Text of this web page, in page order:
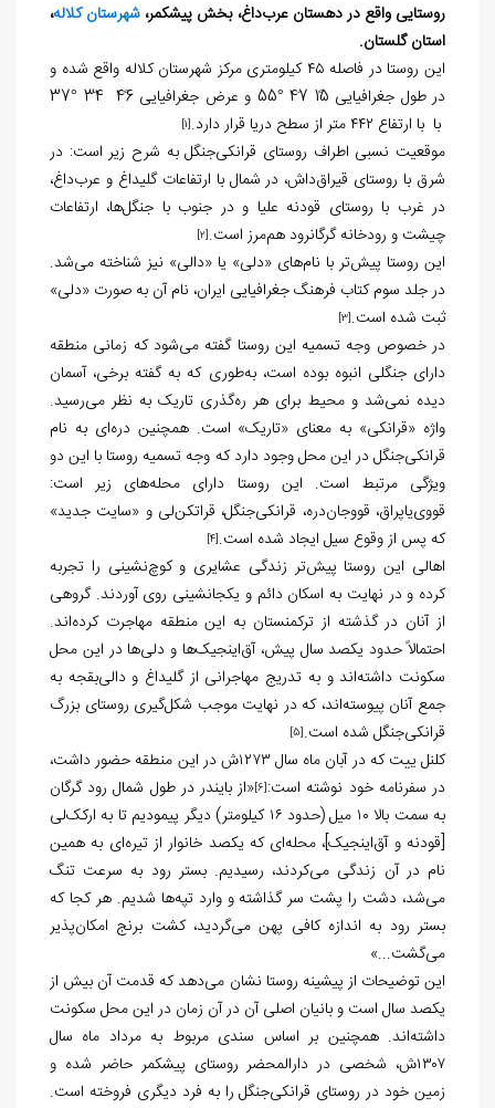
روستایی واقع در دهستان عرب‌داغ، بخش پیشکمر، شهرستان کلاله،
استان گلستان.
این روستا در فاصله ۴۵ کیلومتری مرکز شهرستان کلاله واقع شده و
در طول جغرافیایی 15ً 47َ °55 و عرض جغرافیایی 46ً 34َ °37
با با ارتفاع ۴۴۲ متر از سطح دریا قرار دارد.
[1]
موقعیت نسبی اطراف روستای قرانکی‌جنگل به شرح زیر است: در
شرق با روستای قیراق‌داش، در شمال با ارتفاعات گلیداغ و عرب‌داغ،
در غرب با روستای قودنه علیا و در جنوب با جنگل‌ها، ارتفاعات
چیشت و رودخانه گرگانرود هم‌مرز است.[2]
این روستا پیش‌تر با نام‌های «دلی» یا «دالی» نیز شناخته می‌شد.
در جلد سوم کتاب فرهنگ جغرافیایی ایران، نام آن به صورت «دلی»
ثبت شده است.[3]
در خصوص وجه تسمیه این روستا گفته می‌شود که زمانی منطقه
دارای جنگلی انبوه بوده است، به‌طوری که به گفته برخی، آسمان
دیده نمی‌شد و محیط برای هر ره‌گذری تاریک به نظر می‌رسید.
واژه «قرانکی» به معنای «تاریک» است. همچنین دره‌ای به نام
قرانکی‌جنگل در این محل وجود دارد که وجه تسمیه روستا با این دو
ویژگی مرتبط است. این روستا دارای محله‌های زیر است:
قووی‌یاپراق، قووجان‌دره، قرانکی‌جنگل، قراتکن‌لی و «سایت جدید»
که پس از وقوع سیل ایجاد شده است.[4]
اهالی این روستا پیش‌تر زندگی عشایری و کوچ‌نشینی را تجربه
کرده و در نهایت به اسکان دائم و یکجانشینی روی آوردند. گروهی
از آنان در گذشته از ترکمنستان به این منطقه مهاجرت کرده‌اند.
احتمالاً حدود یکصد سال پیش، آق‌اینجیک‌ها و دلی‌ها در این محل
سکونت داشته‌اند و به تدریج مهاجرانی از گلیداغ و دالی‌بقجه به
جمع آنان پیوسته‌اند، که در نهایت موجب شکل‌گیری روستای بزرگ
قرانکی‌جنگل شده است.[5]
کلنل ییت که در آبان ماه سال ۱۲۷۳ش در این منطقه حضور داشت،
در سفرنامه خود نوشته است:[6] «از بایندر در طول شمال رود گرگان
به سمت بالا ۱۰ میل (حدود ۱۶ کیلومتر) دیگر پیمودیم تا به ارکک‌لی
[قودنه و آق‌اینجیک]، محله‌ای که یکصد خانوار از تیره‌ای به همین
نام در آن زندگی می‌کردند، رسیدیم. بستر رود به سرعت تنگ
می‌شد، دشت را پشت سر گذاشته و وارد تپه‌ها شدیم. هر کجا که
بستر رود به اندازه کافی پهن می‌گردید، کشت برنج امکان‌پذیر
می‌گشت...»
این توضیحات از پیشینه روستا نشان می‌دهد که قدمت آن بیش از
یکصد سال است و بانیان اصلی آن در آن زمان در این محل سکونت
داشته‌اند. همچنین بر اساس سندی مربوط به مرداد ماه سال
۱۳۰۷ش، شخصی در دارالمحضر روستای پیشکمر حاضر شده و
زمین خود در روستای قرانکی‌جنگل را به فرد دیگری فروخته است.